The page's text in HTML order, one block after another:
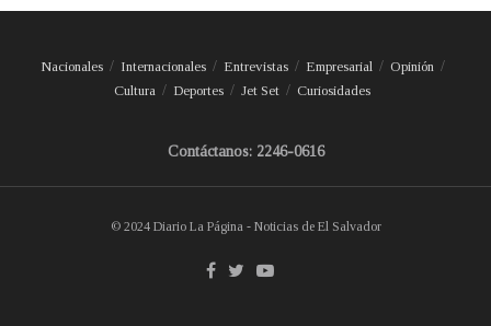
Nacionales Internacionales Entrevistas Empresarial
Opinión
Cultura
Deportes Jet Set Curiosidades
Contáctanos: 2246-0616
© 2024 Diario La Página - Noticias de El Salvador